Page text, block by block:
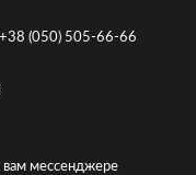
(050) 505-66-66
мессенджере